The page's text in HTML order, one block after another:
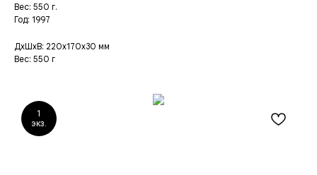
Вес: 550 г.
Год: 1997
ДxШxВ: 220x170x30 мм
Вес: 550 г
1
экз.